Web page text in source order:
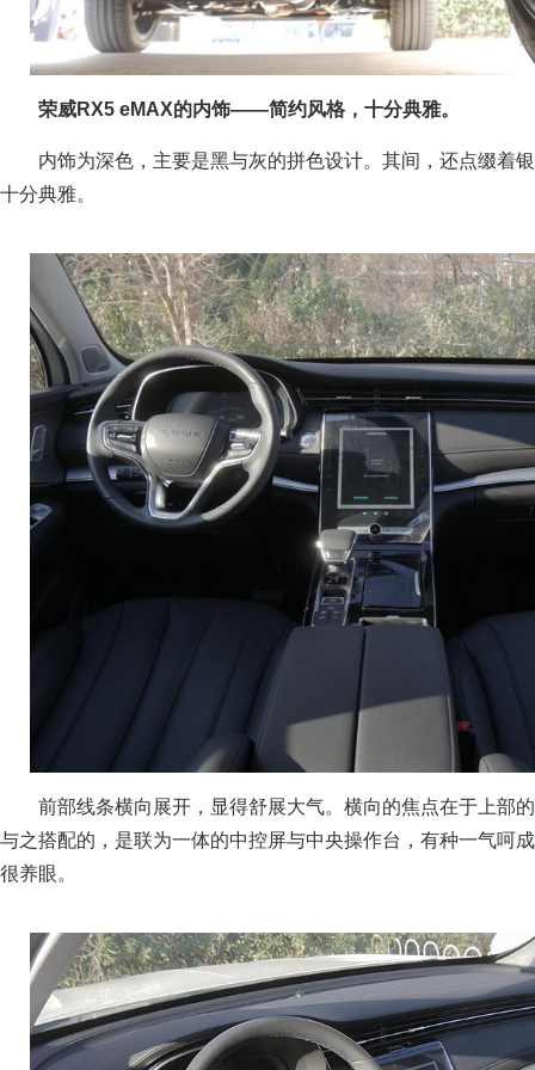
荣威RX5 eMAX的内饰——简约风格，十分典雅。
内饰为深色，主要是黑与灰的拼色设计。其间，还点缀着银
十分典雅。
前部线条横向展开，显得舒展大气。横向的焦点在于上部的
与之搭配的，是联为一体的中控屏与中央操作台，有种一气呵
很养眼。